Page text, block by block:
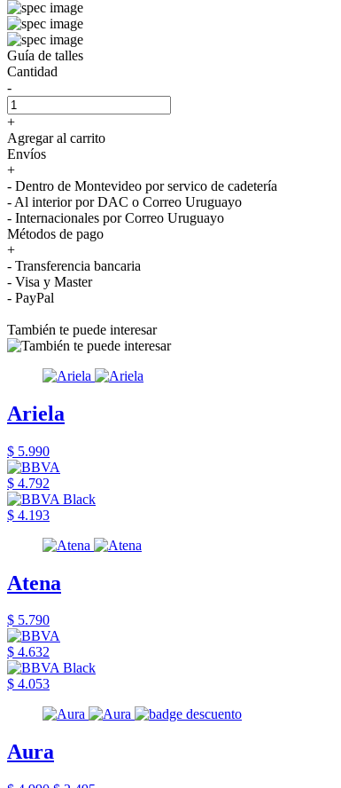
Guía de talles
Cantidad
-
+
Agregar al carrito
Envíos
+
- Dentro de Montevideo por servico de cadetería
- Al interior por DAC o Correo Uruguayo
- Internacionales por Correo Uruguayo
Métodos de pago
+
- Transferencia bancaria
- Visa y Master
- PayPal
También te puede interesar
Ariela
$ 5.990
$ 4.792
$ 4.193
Atena
$ 5.790
$ 4.632
$ 4.053
Aura